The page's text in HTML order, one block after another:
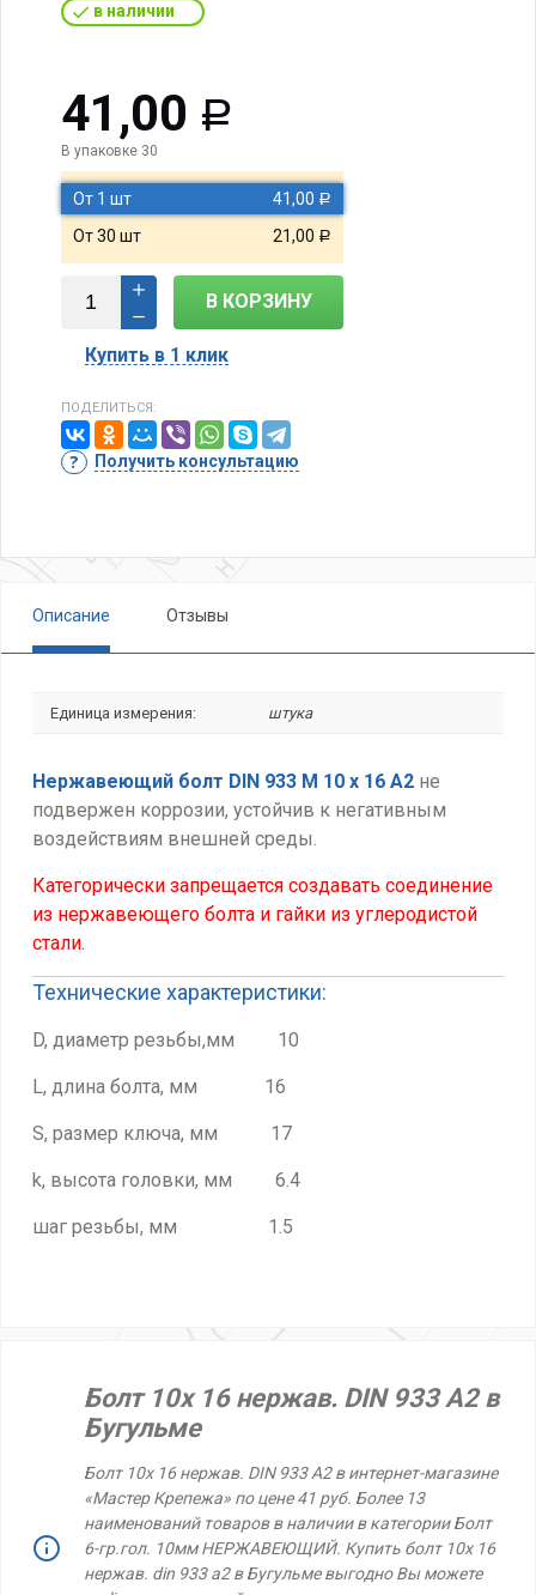
в наличии
41,00 Р
В упаковке 30
От 1 шт 41,00 Р
От 30 шт 21,00 Р
В КОРЗИНУ
Купить в 1 клик
ПОДЕЛИТЬСЯ:
Получить консультацию
Описание Отзывы
Единица измерения: штука
Нержавеющий болт DIN 933 М 10 х 16 А2 не
подвержен коррозии, устойчив к негативным
воздействиям внешней среды.
Категорически запрещается создавать соединение
из нержавеющего болта и гайки из углеродистой
стали.
Технические характеристики:
D, диаметр резьбы,мм 10
L, длина болта, мм 16
S, размер ключа, мм 17
k, высота головки, мм 6.4
шаг резьбы, мм 1.5
Болт 10х 16 нержав. DIN 933 A2 в
Бугульме
Болт 10х 16 нержав. DIN 933 A2 в интернет-магазине
«Мастер Крепежа» по цене 41 руб. Более 13
наименований товаров в наличии в категории Болт
6-гр.гол. 10мм НЕРЖАВЕЮЩИЙ. Купить болт 10х 16
нержав. din 933 a2 в Бугульме выгодно Вы можете